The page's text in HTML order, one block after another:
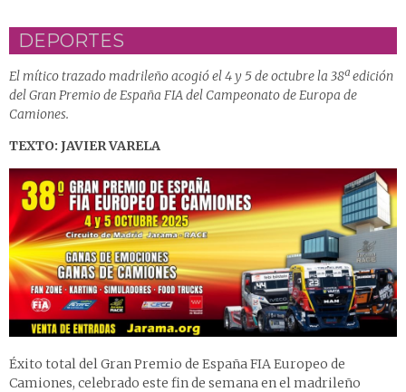
DEPORTES
El mítico trazado madrileño acogió el 4 y 5 de octubre la 38ª edición
del Gran Premio de España FIA del Campeonato de Europa de
Camiones.
TEXTO: JAVIER VARELA
Éxito total del Gran Premio de España FIA Europeo de
Camiones, celebrado este fin de semana en el madrileño